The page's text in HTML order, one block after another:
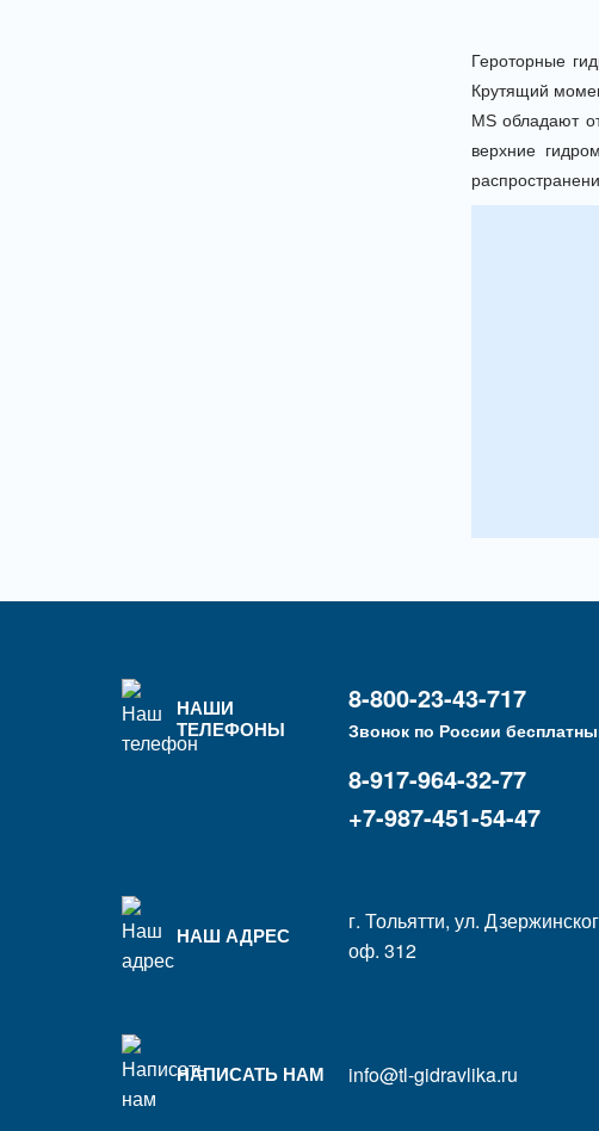
Героторные
Крутящий
MS обладают
верхние
НАШИ
ТЕЛЕФОНЫ
8-800-23-43-717
Звонок по России
8-917-964-32-77
+7-987-451-54-47
НАШ АДРЕС
г. Тольятти, ул.
оф. 312
НАПИСАТЬ НАМ info@tl-gidravlika.ru